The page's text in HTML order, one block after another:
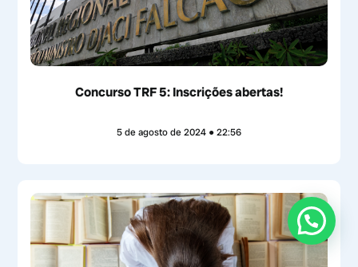
Concurso TRF 5: Inscrições abertas!
5 de agosto de 2024 22:56